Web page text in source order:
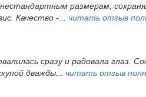
размерам,
Качество -... читать отзыв
сразу и радовала глаз.
дважды... читать отзыв